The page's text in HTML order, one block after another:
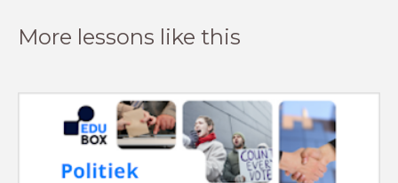
More lessons like this